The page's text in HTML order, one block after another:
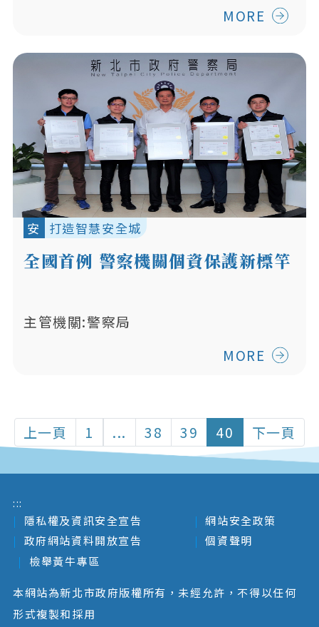
MORE
安 打造智慧安全城
全國首例 警察機關個資保護新標竿
主管機關:警察局
MORE
上一頁 1 ... 38 39 40 下一頁
:::
隱私權及資訊安全宣告
網站安全政策
政府網站資料開放宣告
個資聲明
檢舉黃牛專區
本網站為新北市政府版權所有，未經允許，不得以任何
形式複製和採用